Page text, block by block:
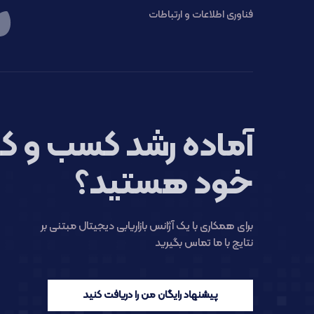
فناوری اطلاعات و ارتباطات
آماده رشد کسب و
خود هستید؟
برای همکاری با یک آژانس بازاریابی دیجیتال مبتنی بر
نتایج با ما تماس بگیرید
پیشنهاد رایگان من را دریافت کنید